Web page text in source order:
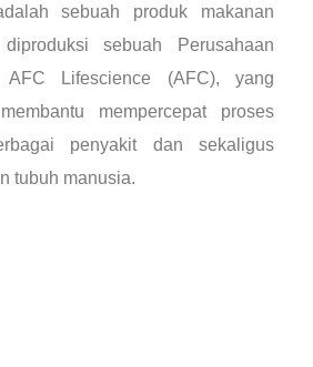
sebuah produk makanan
sebuah Perusahaan
AFC Lifescience (AFC), yang
mempercepat proses
penyakit dan sekaligus
tubuh manusia.